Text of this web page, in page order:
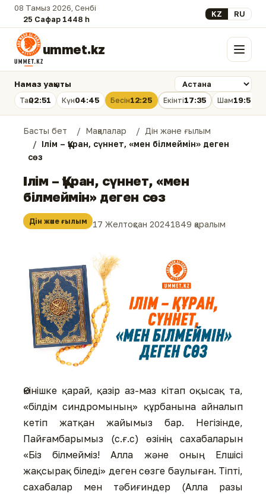
08 Тамыз 2026, Сенбі
25 Сафар 1448 һ.
Select your
KZ RU
ummet.kz Мәзір
Намаз уақыты
Таң02:51 Күн04:45 Бесін12:25 Екінті17:35 Шам19:54
Басты бет Мақалалар
Дін және ғылым
Ілім – Құран, сүннет, «мен білмеймін» деген
сөз
Ілім – Құран, сүннет, «мен
білмеймін» деген сөз
Дін және ғылым 17 Желтоқсан 20241849 қаралым
Өкінішке қарай, қазір аз-маз кітап оқысақ та,
«білдім синдромының» құрбанына айналып
кетіп жатқан жайымыз бар. Негізінде,
Пайғамбарымыз (с.ғ.с) өзінің сахабаларын
«Біз білмейміз! Алла және оның Елшісі
жақсырақ біледі» деген сөзге баулыған. Тіпті,
сахабалар мен тәбиғиндер (Алла разы